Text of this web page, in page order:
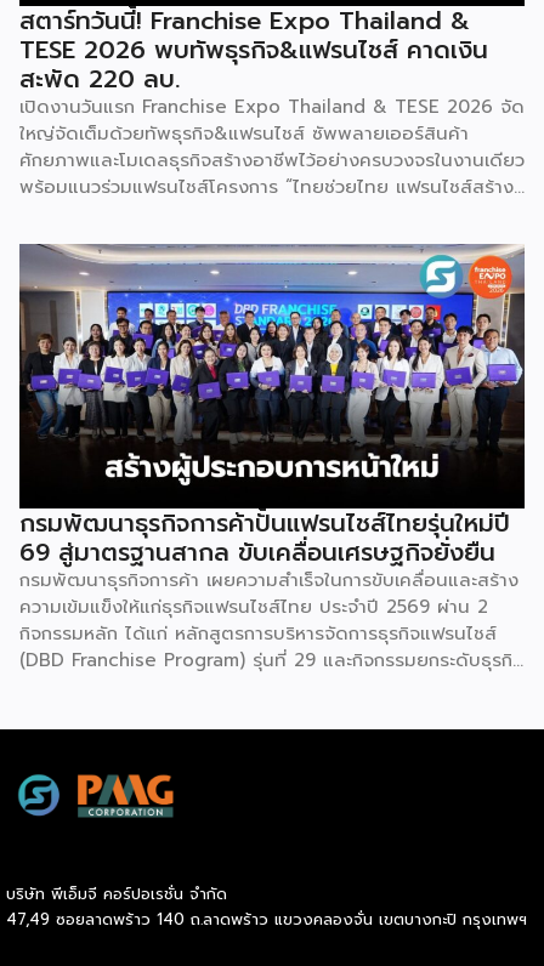
สตาร์ทวันนี้! Franchise Expo Thailand &
TESE 2026 พบทัพธุรกิจ&แฟรนไชส์ คาดเงิน
สะพัด 220 ลบ.
เปิดงานวันแรก Franchise Expo Thailand & TESE 2026 จัด
ใหญ่จัดเต็มด้วยทัพธุรกิจ&แฟรนไชส์ ซัพพลายเออร์สินค้า
ศักยภาพและโมเดลธุรกิจสร้างอาชีพไว้อย่างครบวงจรในงานเดียว
พร้อมแนวร่วมแฟรนไชส์โครงการ “ไทยช่วยไทย แฟรนไชส์สร้าง
รวมกว่า 250 บูธ บนพื้นที่ 15,000 ตารางเมตร หวังเป็นทาง
เลือกสร้างรายได้เพิ่มและพยุงเศรษฐกิจไทยให้ฟื้นตัว เสิร์ฟครบ
จบในงานด้วยสินเชื่อ และทำเลทองทั่วประเทศ พร้อมเสวนาให้
ความรู้โดยผู้ทรงคุณวุฒิคับคั่ง และกิจกรรมเจรจาจับคู่ธุรกิจทั้งใน
และต่างประเทศ งานจัดต่อเนื่องระหว่างวันที่ 6-9 สิงหาคมนี้ ที่
ฮอลล์ 6-8 อิมแพ็คเมืองทองธานี คาดเม็ดเงินสะพัดในงานราว
220 ล้านบาท นายพูนพงษ์ นัยนาภากรณ์ อธิบดีกรมพัฒนา
ธุรกิจการค้า กระทรวงพาณิชย์ กล่าวว่า งาน ” Franchise Expo
Thailand & Thailand E-Commerce Selection Expo
(TESE 2026) เป็นเวทีแสดงธุรกิจแฟรนไชส์และโซลูชั่นส์แบบครบ
วงจร […]
กรมพัฒนาธุรกิจการค้าปั้นแฟรนไชส์ไทยรุ่นใหม่ปี
69 สู่มาตรฐานสากล ขับเคลื่อนเศรษฐกิจยั่งยืน
กรมพัฒนาธุรกิจการค้า เผยความสำเร็จในการขับเคลื่อนและสร้าง
ความเข้มแข็งให้แก่ธุรกิจแฟรนไชส์ไทย ประจำปี 2569 ผ่าน 2
กิจกรรมหลัก ได้แก่ หลักสูตรการบริหารจัดการธุรกิจแฟรนไชส์
(DBD Franchise Program) รุ่นที่ 29 และกิจกรรมยกระดับธุรกิจ
กรมพัฒนาธุรกิจการค้า กระทรวงพาณิชย์ เปิดเผยภายหลังเป็น
ประธานมอบประกาศนียบัตรแก่ผู้ประกอบการแฟรนไชส์ใน 2
กิจกรรมแรกเป็นการอบรมหลักสูตรการบริหารจัดการธุรกิจแฟรน
ไชส์ (DBD Franchise Program: DBD-FP) รุ่นที่ 29 ซึ่งเป็น
บริษัท พีเอ็มจี คอร์ปอเรชั่น จำกัด
47,49 ซอยลาดพร้าว 140 ถ.ลาดพร้าว แขวงคลองจั่น เขตบางกะปิ กรุงเทพฯ